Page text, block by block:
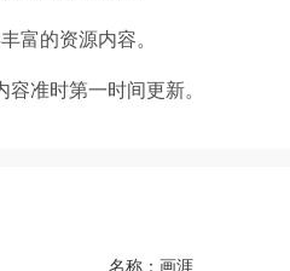
富的资源内容。
准时第一时间更新。
名称： 画涯